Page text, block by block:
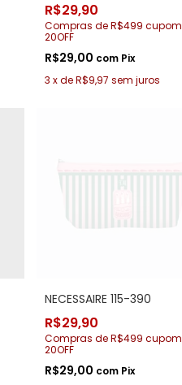
R$29,90
Compras de R$499 cupom
20OFF
R$29,00 com Pix
3 xdeR$9,97 sem juros
NECESSAIRE 115-390
R$29,90
Compras de R$499 cupom
20OFF
R$29,00 com Pix